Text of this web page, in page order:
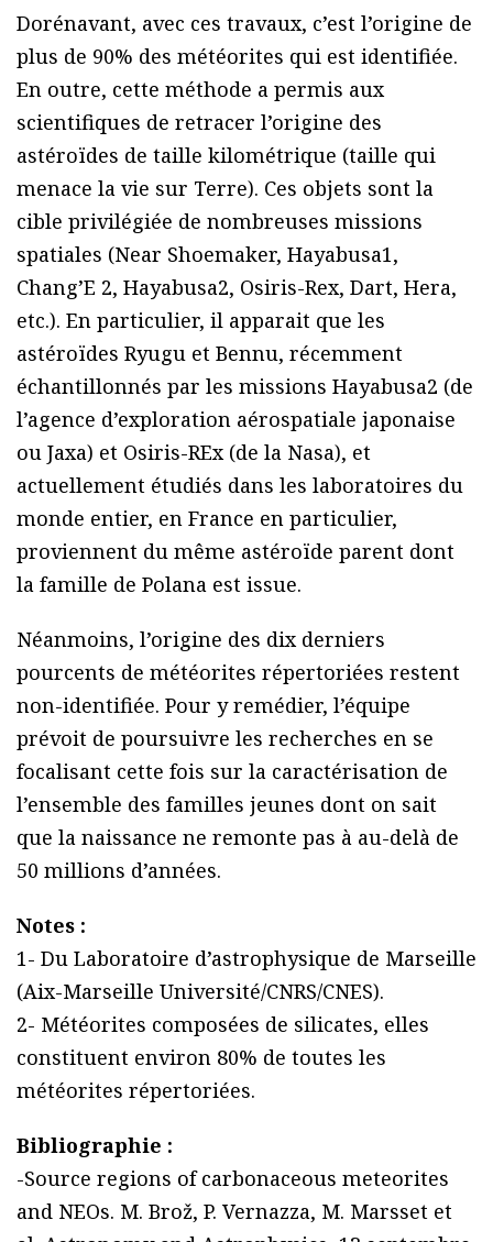
Dorénavant, avec ces travaux, c’est l’origine de
plus de 90% des météorites qui est identifiée.
En outre, cette méthode a permis aux
scientifiques de retracer l’origine des
astéroïdes de taille kilométrique (taille qui
menace la vie sur Terre). Ces objets sont la
cible privilégiée de nombreuses missions
spatiales (Near Shoemaker, Hayabusa1,
Chang’E 2, Hayabusa2, Osiris-Rex, Dart, Hera,
etc.). En particulier, il apparait que les
astéroïdes Ryugu et Bennu, récemment
échantillonnés par les missions Hayabusa2 (de
l’agence d’exploration aérospatiale japonaise
ou Jaxa) et Osiris-REx (de la Nasa), et
actuellement étudiés dans les laboratoires du
monde entier, en France en particulier,
proviennent du même astéroïde parent dont
la famille de Polana est issue.
Néanmoins, l’origine des dix derniers
pourcents de météorites répertoriées restent
non-identifiée. Pour y remédier, l’équipe
prévoit de poursuivre les recherches en se
focalisant cette fois sur la caractérisation de
l’ensemble des familles jeunes dont on sait
que la naissance ne remonte pas à au-delà de
50 millions d’années.
Notes :
1- Du Laboratoire d’astrophysique de Marseille
(Aix-Marseille Université/CNRS/CNES).
2- Météorites composées de silicates, elles
constituent environ 80% de toutes les
météorites répertoriées.
Bibliographie :
-Source regions of carbonaceous meteorites
and NEOs. M. Brož, P. Vernazza, M. Marsset et